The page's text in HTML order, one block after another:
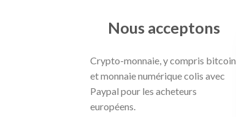
Nous acceptons
Crypto-monnaie, y compris bitcoin
et monnaie numérique colis avec
Paypal pour les acheteurs
européens.